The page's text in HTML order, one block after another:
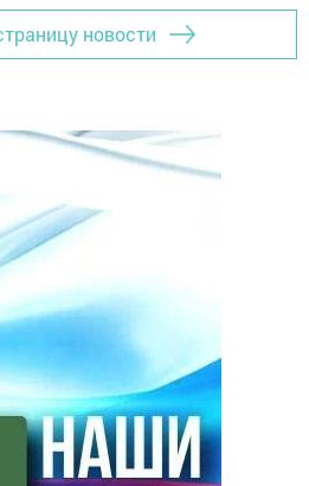
новости